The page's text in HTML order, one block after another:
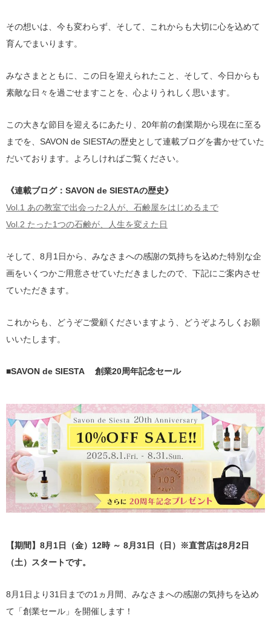
その想いは、今も変わらず、そして、これからも大切に心を込めて
育んでまいります。
みなさまとともに、この日を迎えられたこと、そして、今日からも
素敵な日々を過ごせますことを、心よりうれしく思います。
この大きな節目を迎えるにあたり、20年前の創業期から現在に至る
までを、SAVON de SIESTAの歴史として連載ブログを書かせていた
だいております。よろしければご覧ください。
《連載ブログ：SAVON de SIESTAの歴史》
Vol.1 あの教室で出会った2人が、石鹸屋をはじめるまで
Vol.2 たった1つの石鹸が、人生を変えた日
そして、8月1日から、みなさまへの感謝の気持ちを込めた特別な企
画をいくつかご用意させていただきましたので、下記にご案内させ
ていただきます。
これからも、どうぞご愛顧くださいますよう、どうぞよろしくお願
いいたします。
■SAVON de SIESTA 創業20周年記念セール
【期間】8月1日（金）12時 ～ 8月31日（日）※直営店は8月2日
（土）スタートです。
8月1日より31日までの1ヵ月間、みなさまへの感謝の気持ちを込め
て「創業セール」を開催します！